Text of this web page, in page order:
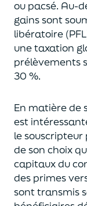
ou pacsé. Au-
gains sont
libératoire
une taxation
prélèvements
30 %.
En matière de
est
le souscripteur
de son choix
capitaux du
des primes
sont transmis